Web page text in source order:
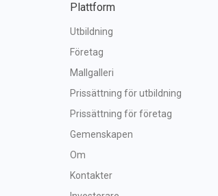
Plattform
Utbildning
Företag
Mallgalleri
Prissättning för utbildning
Prissättning för företag
Gemenskapen
Om
Kontakter